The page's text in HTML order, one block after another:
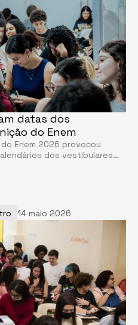
datas dos
do Enem
Enem 2026 provocou
dos vestibulares…
14 maio 2026